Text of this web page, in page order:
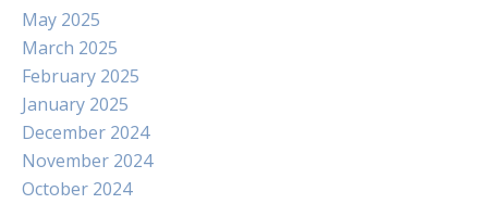
May 2025
March 2025
February 2025
January 2025
December 2024
November 2024
October 2024